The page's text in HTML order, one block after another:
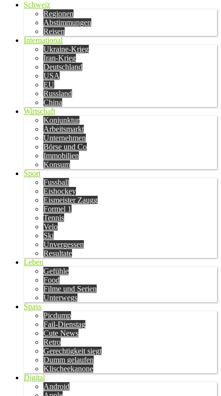
Schweiz
Regionen
Abstimmungen
Reisen
International
Ukraine-Krieg
Iran-Krieg
Deutschland
USA
EU
Russland
China
Wirtschaft
Konjunktur
Arbeitsmarkt
Unternehmen
Börse und Co
Immobilien
Konsum
Sport
Fussball
Eishockey
Eismeister Zaugg
Formel 1
Tennis
Velo
Ski
Unvergessen
Resultate
Leben
Gefühle
Food
Filme und Serien
Unterwegs
Spass
Picdump
Fail-Dienstag
Cute News
Retro
Gerechtigkeit siegt
Dumm gelaufen
Klischeekanone
Digital
Android